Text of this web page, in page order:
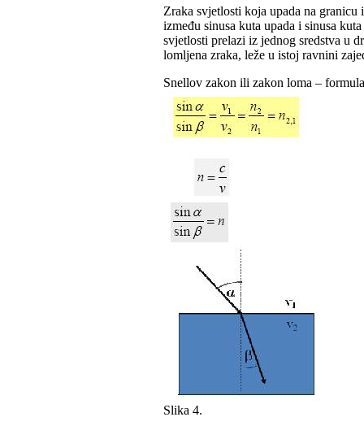
Zraka svjetlosti koja upada na granicu
između sinusa kuta upada i sinusa
svjetlosti prelazi iz jednog sredstva u
lomljena zraka, leže u istoj ravnini
Snellov zakon ili zakon loma –
Slika 4.